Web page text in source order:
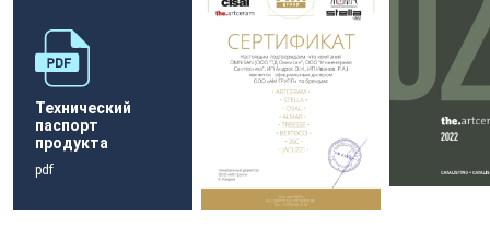
Технический
паспорт
продукта
pdf